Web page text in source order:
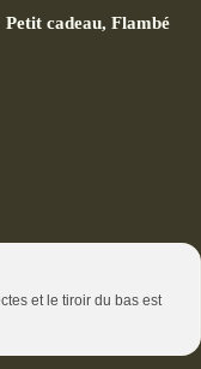
Petit cadeau, Flambé
et le tiroir du bas est